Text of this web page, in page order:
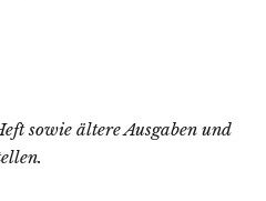
sowie ältere Ausgaben und